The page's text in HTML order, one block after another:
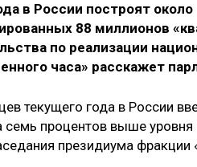
в России построят
88 миллионов
по реализации
часа» расскажет
текущего года в России
семь процентов выше
президиума фракции